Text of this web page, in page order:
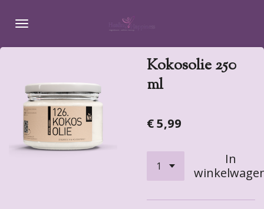
direct
Kokosolie 250
ml
€ 5,99
In